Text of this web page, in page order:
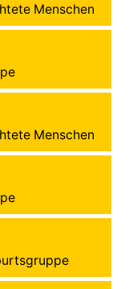
Menschen
Menschen